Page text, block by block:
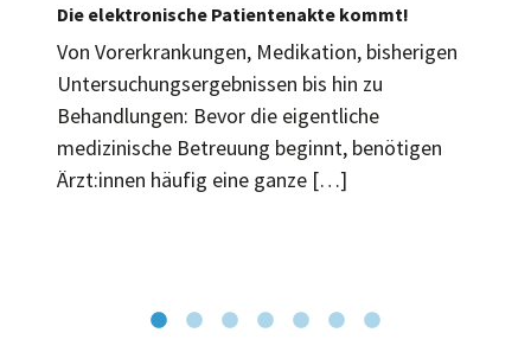
Die elektronische Patientenakte kommt!
Von Vorerkrankungen, Medikation, bisherigen
Untersuchungsergebnissen bis hin zu
Behandlungen: Bevor die eigentliche
medizinische Betreuung beginnt, benötigen
Ärzt:innen häufig eine ganze […]